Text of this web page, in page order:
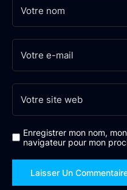
Enregistrer mon nom,
navigateur pour mon